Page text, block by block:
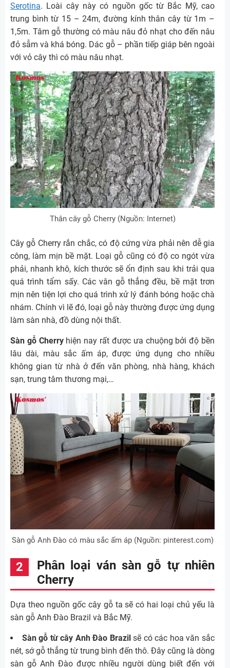
Serotina. Loài cây này có nguồn gốc từ Bắc Mỹ, cao
trung bình từ 15 – 24m, đường kính thân cây từ 1m –
1,5m. Tâm gỗ thường có màu nâu đỏ nhạt cho đến nâu
đỏ sẫm và khá bóng. Dác gỗ – phần tiếp giáp bên ngoài
với vỏ cây thì có màu nâu nhạt.
Thân cây gỗ Cherry (Nguồn: Internet)
Cây gỗ Cherry rắn chắc, có độ cứng vừa phải nên dễ gia
công, làm mịn bề mặt. Loại gỗ cũng có độ co ngót vừa
phải, nhanh khô, kích thước sẽ ổn định sau khi trải qua
quá trình tẩm sấy. Các vân gỗ thẳng đều, bề mặt trơn
mịn nên tiện lợi cho quá trình xử lý đánh bóng hoặc chà
nhám. Chính vì lẽ đó, loại gỗ này thường được ứng dụng
làm sàn nhà, đồ dùng nội thất.
Sàn gỗ Cherryhiện nay rất được ưa chuộng bởi độ bền
lâu dài, màu sắc ấm áp, được ứng dụng cho nhiều
không gian từ nhà ở đến văn phòng, nhà hàng, khách
sạn, trung tâm thương mại,…
Sàn gỗ Anh Đào có màu sắc ấm áp (Nguồn: pinterest.com)
Phân loại ván sàn gỗ tự nhiên
Cherry
Dựa theo nguồn gốc cây gỗ ta sẽ có hai loại chủ yếu là
sàn gỗ Anh Đào Brazil và Bắc Mỹ.
Sàn gỗ từ cây Anh Đào Brazilsẽ có các hoa văn sắc
nét, sớ gỗ thẳng từ trung bình đến thô. Đây cũng là dòng
sàn gỗ Anh Đào được nhiều người dùng biết đến với